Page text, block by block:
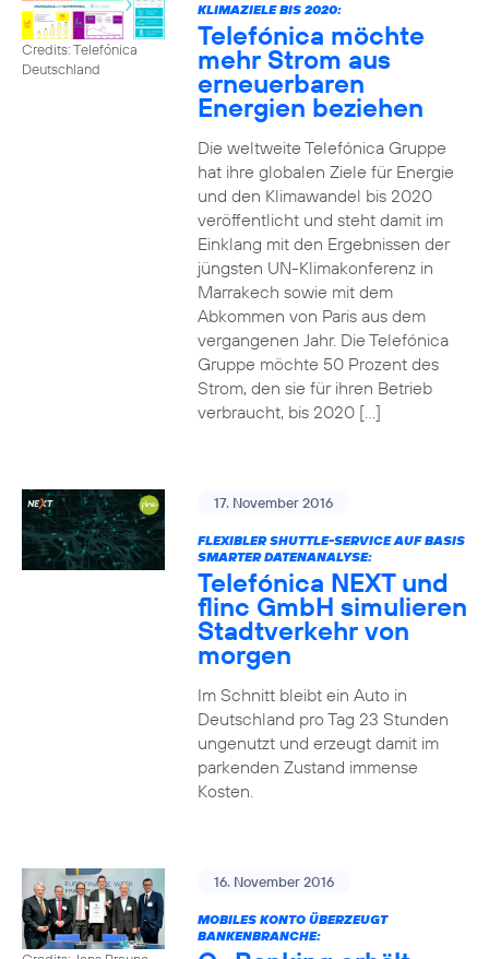
Credits: Telefónica
Deutschland
KLIMAZIELE BIS 2020:
Telefónica möchte
mehr Strom aus
erneuerbaren
Energien beziehen
Die weltweite Telefónica Gruppe
hat ihre globalen Ziele für Energie
und den Klimawandel bis 2020
veröffentlicht und steht damit im
Einklang mit den Ergebnissen der
jüngsten UN-Klimakonferenz in
Marrakech sowie mit dem
Abkommen von Paris aus dem
vergangenen Jahr. Die Telefónica
Gruppe möchte 50 Prozent des
Strom, den sie für ihren Betrieb
verbraucht, bis 2020 […]
17. November 2016
FLEXIBLER SHUTTLE-SERVICE AUF BASIS
SMARTER DATENANALYSE:
Telefónica NEXT und
flinc GmbH simulieren
Stadtverkehr von
morgen
Im Schnitt bleibt ein Auto in
Deutschland pro Tag 23 Stunden
ungenutzt und erzeugt damit im
parkenden Zustand immense
Kosten.
16. November 2016
MOBILES KONTO ÜBERZEUGT
BANKENBRANCHE: